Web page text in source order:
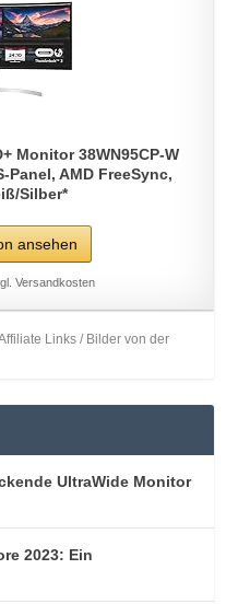
Monitor 38WN95CP-W
Panel, AMD FreeSync,
Silber*
ansehen
Versandkosten
Links / Bilder von der
UltraWide Monitor
2023: Ein